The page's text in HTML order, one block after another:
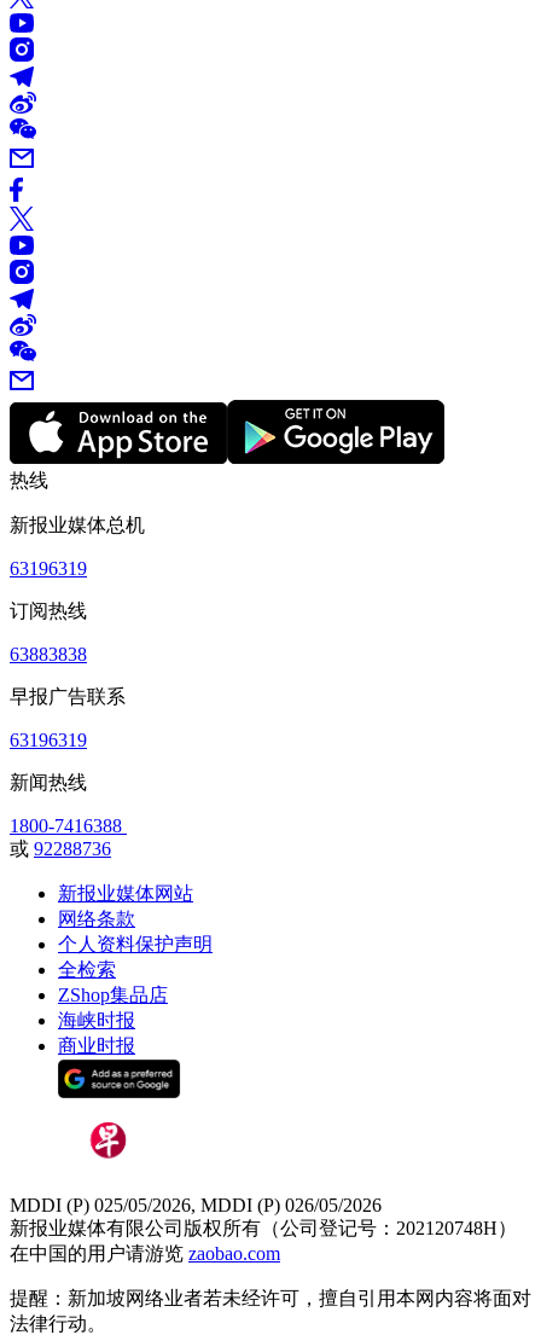
热线
新报业媒体总机
63196319
订阅热线
63883838
早报广告联系
63196319
新闻热线
1800-7416388
或 92288736
新报业媒体网站
网络条款
个人资料保护声明
全检索
ZShop集品店
海峡时报
商业时报
MDDI (P) 025/05/2026, MDDI (P) 026/05/2026
新报业媒体有限公司版权所有（公司登记号：202120748H）
在中国的用户请游览 zaobao.com
提醒：新加坡网络业者若未经许可，擅自引用本网内容将面对
法律行动。